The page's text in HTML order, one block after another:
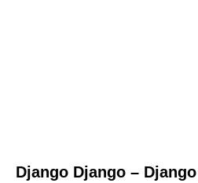
Django Django –